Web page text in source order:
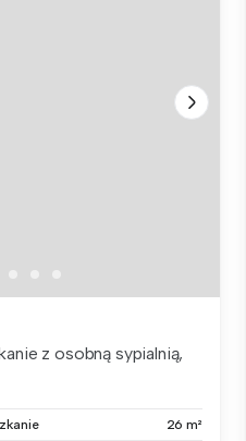
z osobną sypialnią,
26 m²